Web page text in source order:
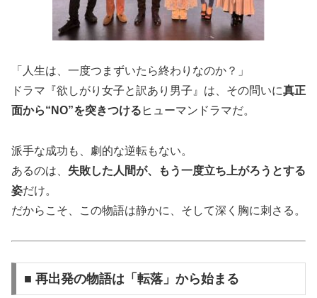
「人生は、一度つまずいたら終わりなのか？」
ドラマ『欲しがり女子と訳あり男子』は、その問いに真正
面から“NO”を突きつける ヒューマンドラマだ。
派手な成功も、劇的な逆転もない。
あるのは、 失敗した人間が、もう一度立ち上がろうとする
姿だけ。
だからこそ、この物語は静かに、そして深く胸に刺さる。
■ 再出発の物語は「転落」から始まる